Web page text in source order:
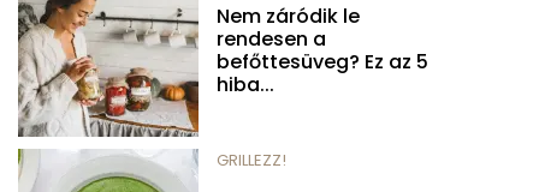
Nem záródik le
rendesen a
befőttesüveg? Ez az 5
hiba...
GRILLEZZ!